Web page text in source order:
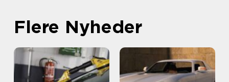
Flere Nyheder